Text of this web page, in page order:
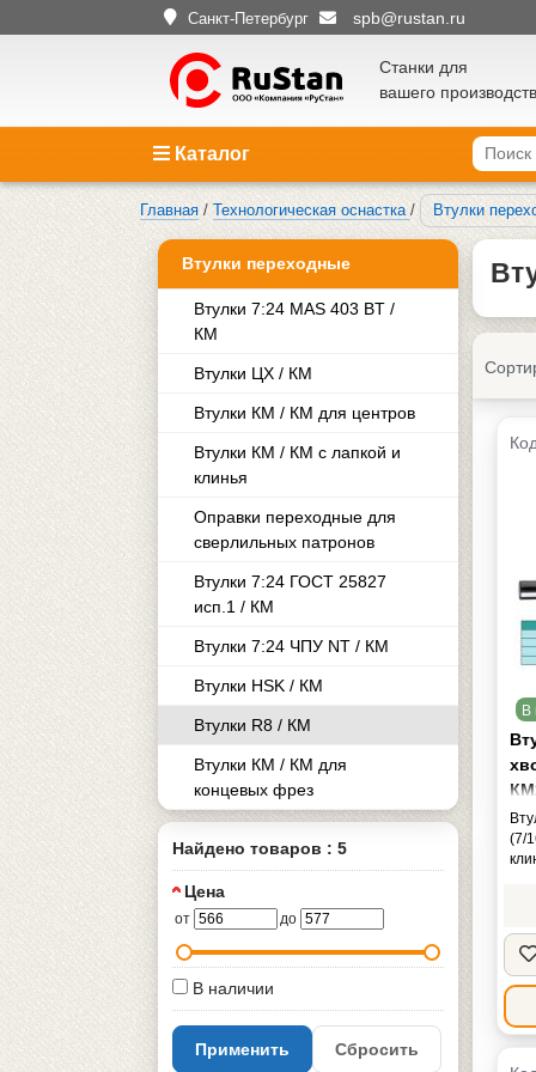
Санкт-Петербург spb@rustan.ru
Станки для
вашего
Каталог
Главная / Технологическая оснастка / Втулки
Втулки переходные
Втулки 7:24 MAS 403 BT /
КМ
Втулки ЦХ / КМ
Втулки КМ / КМ для центров
Втулки КМ / КМ с лапкой и
клинья
Оправки переходные для
сверлильных патронов
Втулки 7:24 ГОСТ 25827
исп.1 / КМ
Втулки 7:24 ЧПУ NT / КМ
Втулки HSK / КМ
Втулки R8 / КМ
Втулки КМ / КМ для
концевых фрез
Найдено товаров : 5
Цена
от до
В наличии
Применить Сбросить
В
(7/